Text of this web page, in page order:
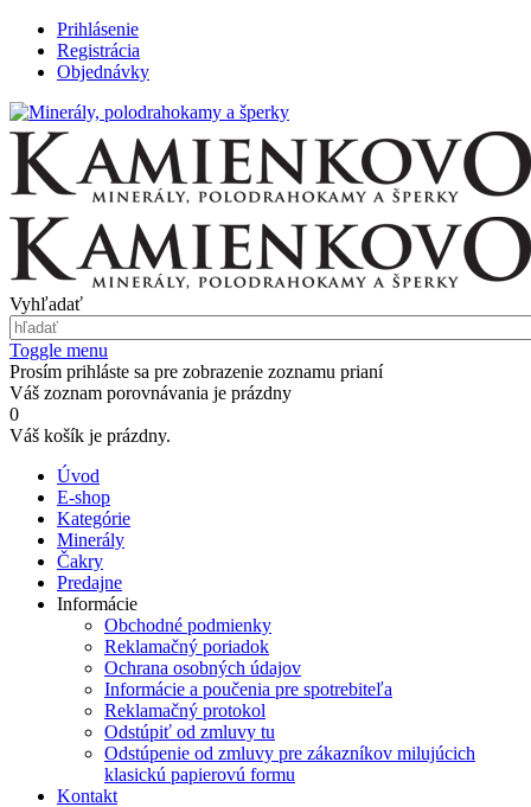
Prihlásenie
Registrácia
Objednávky
Vyhľadať
Toggle menu
Prosím prihláste sa pre zobrazenie zoznamu prianí
Váš zoznam porovnávania je prázdny
0
Váš košík je prázdny.
Úvod
E-shop
Kategórie
Minerály
Čakry
Predajne
Informácie
Obchodné podmienky
Reklamačný poriadok
Ochrana osobných údajov
Informácie a poučenia pre spotrebiteľa
Reklamačný protokol
Odstúpiť od zmluvy tu
Odstúpenie od zmluvy pre zákazníkov milujúcich
klasickú papierovú formu
Kontakt